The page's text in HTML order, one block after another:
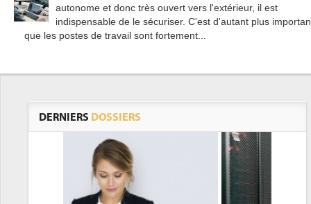
autonome et donc très ouvert vers l'extérieur, il est
indispensable de le sécuriser. C'est d'autant plus
que les postes de travail sont fortement...
DERNIERS DOSSIERS